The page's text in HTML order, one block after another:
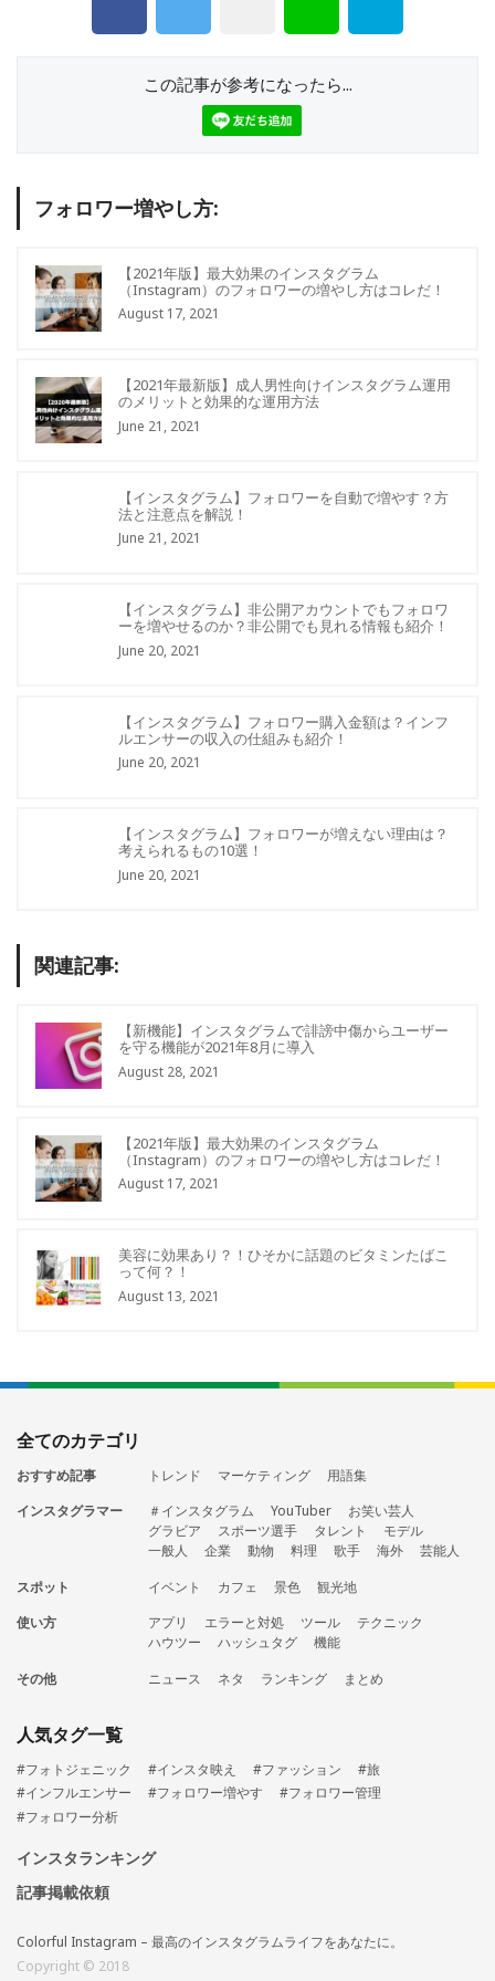
この記事が参考になったら...
フォロワー増やし方:
【2021年版】最大効果のインスタグラム
（Instagram）のフォロワーの増やし方はコレだ！
August 17, 2021
【2021年最新版】成人男性向けインスタグラム運用
のメリットと効果的な運用方法
June 21, 2021
【インスタグラム】フォロワーを自動で増やす？方
法と注意点を解説！
June 21, 2021
【インスタグラム】非公開アカウントでもフォロワ
ーを増やせるのか？非公開でも見れる情報も紹介！
June 20, 2021
【インスタグラム】フォロワー購入金額は？インフ
ルエンサーの収入の仕組みも紹介！
June 20, 2021
【インスタグラム】フォロワーが増えない理由は？
考えられるもの10選！
June 20, 2021
関連記事:
【新機能】インスタグラムで誹謗中傷からユーザー
を守る機能が2021年8月に導入
August 28, 2021
【2021年版】最大効果のインスタグラム
（Instagram）のフォロワーの増やし方はコレだ！
August 17, 2021
美容に効果あり？！ひそかに話題のビタミンたばこ
って何？！
August 13, 2021
全てのカテゴリ
おすすめ記事 トレンド マーケティング
用語集
インスタグラマー
＃インスタグラム YouTuber
お笑い芸人
グラビア
スポーツ選手 タレント
モデル
一般人
企業 動物 料理 歌手 海外
芸能人
スポット
イベント カフェ 景色
観光地
使い方
アプリ エラーと対処 ツール
テクニック
ハウツー
ハッシュタグ
機能
その他
ニュース ネタ ランキング まとめ
人気タグ一覧
#フォトジェニック #インスタ映え #ファッション
#旅
#インフルエンサー
#フォロワー増やす
#フォロワー管理
#フォロワー分析
インスタランキング
記事掲載依頼
Colorful Instagram – 最高のインスタグラムライフをあなたに。
Copyright © 2018